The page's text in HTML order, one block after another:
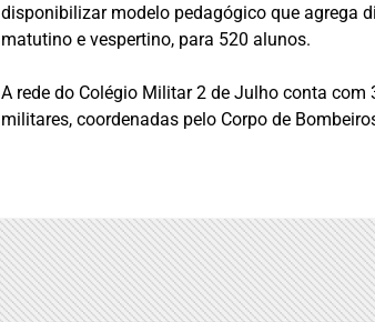
disponibilizar modelo pedagógico que agrega
matutino e vespertino, para 520 alunos.
A rede do Colégio Militar 2 de Julho conta
militares, coordenadas pelo Corpo de